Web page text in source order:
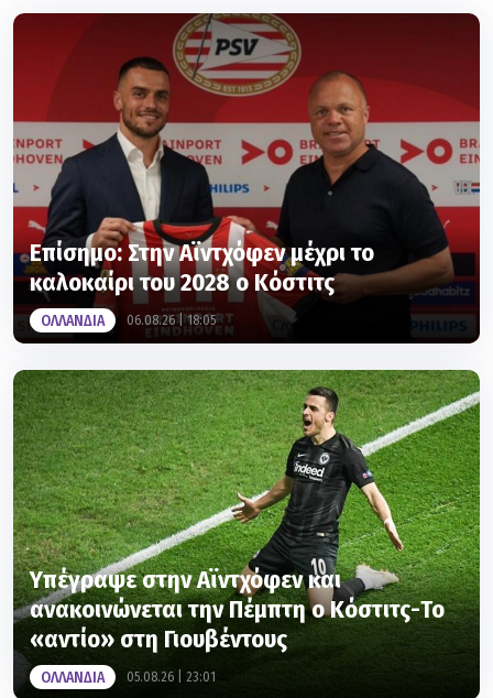
Επίσημο: Στην Αϊντχόφεν μέχρι το
καλοκαίρι του 2028 ο Κόστιτς
OΛΛΑΝΔΙΑ 06.08.26 | 18:05
Υπέγραψε στην Αϊντχόφεν και
ανακοινώνεται την Πέμπτη ο Κόστιτς-Το
«αντίο» στη Γιουβέντους
OΛΛΑΝΔΙΑ 05.08.26 | 23:01